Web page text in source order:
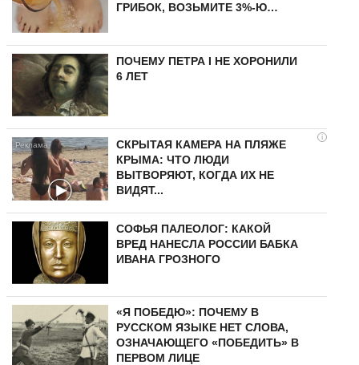
ГРИБОК, ВОЗЬМИТЕ 3%-Ю…
ПОЧЕМУ ПЕТРА I НЕ ХОРОНИЛИ
6 ЛЕТ
i
СКРЫТАЯ КАМЕРА НА ПЛЯЖЕ
КРЫМА: ЧТО ЛЮДИ
ВЫТВОРЯЮТ, КОГДА ИХ НЕ
ВИДЯТ...
СОФЬЯ ПАЛЕОЛОГ: КАКОЙ
ВРЕД НАНЕСЛА РОССИИ БАБКА
ИВАНА ГРОЗНОГО
«Я ПОБЕДЮ»: ПОЧЕМУ В
РУССКОМ ЯЗЫКЕ НЕТ СЛОВА,
ОЗНАЧАЮЩЕГО «ПОБЕДИТЬ» В
ПЕРВОМ ЛИЦЕ